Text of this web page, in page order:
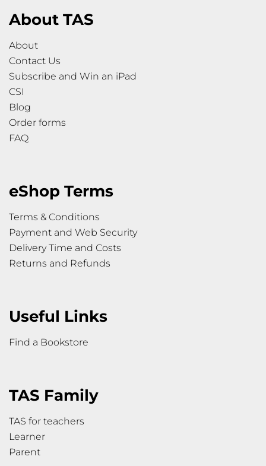
About TAS
About
Contact Us
Subscribe and Win an iPad
CSI
Blog
Order forms
FAQ
eShop Terms
Terms & Conditions
Payment and Web Security
Delivery Time and Costs
Returns and Refunds
Useful Links
Find a Bookstore
TAS Family
TAS for teachers
Learner
Parent